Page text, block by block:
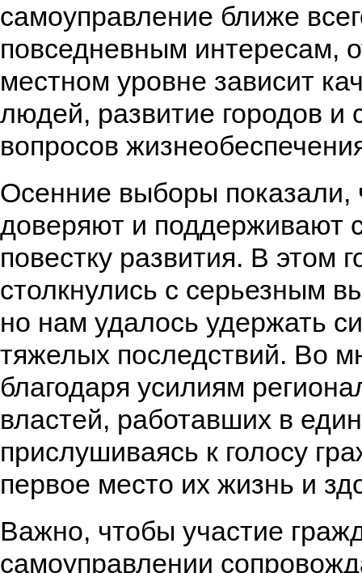
самоуправление ближе
повседневным интересам,
местном уровне зависит
людей, развитие городов и
вопросов
Осенние выборы показали,
доверяют и поддерживают
повестку развития. В этом
столкнулись с серьезным
но нам удалось удержать
тяжелых последствий. Во
благодаря усилиям
властей, работавших в
прислушиваясь к голосу
первое место их жизнь и
Важно, чтобы участие
самоуправлении